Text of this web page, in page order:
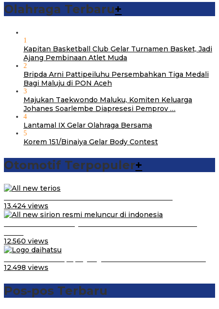
Olahraga Terbaru+
1
Kapitan Basketball Club Gelar Turnamen Basket, Jadi
Ajang Pembinaan Atlet Muda
2
Bripda Arni Pattipeiluhu Persembahkan Tiga Medali
Bagi Maluju di PON Aceh
3
Majukan Taekwondo Maluku, Komiten Keluarga
Johanes Soarlembe Diapresesi Pemprov …
4
Lantamal IX Gelar Olahraga Bersama
5
Korem 151/Binaiya Gelar Body Contest
Otomotif Terpopuler+
13.424 views
12.560 views
12.498 views
Pos-pos Terbaru